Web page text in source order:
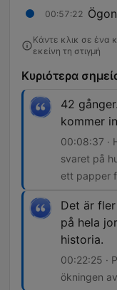
00:57:22
Κάντε κλικ σε ένα
εκείνη τη στιγμή
Κυριότερα
42
kommer
00:08:37 ·
svaret på
ett papper
Det är
på hela
historia.
00:22:25 ·
ökningen